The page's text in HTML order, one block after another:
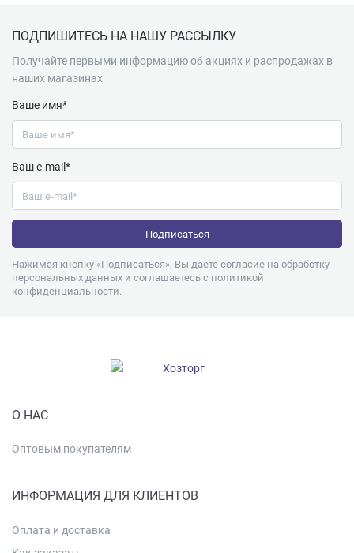
ПОДПИШИТЕСЬ НА НАШУ РАССЫЛКУ
Получайте первыми информацию об акциях и распродажах в
наших магазинах
Ваше имя*
Ваш e-mail*
Нажимая кнопку «Подписаться», Вы даёте согласие на обработку
персональных данных и соглашаетесь с политикой
конфиденциальности.
О НАС
Оптовым покупателям
ИНФОРМАЦИЯ ДЛЯ КЛИЕНТОВ
Оплата и доставка